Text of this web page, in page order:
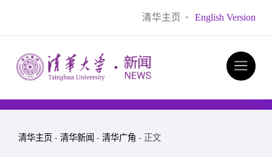
清华主页 · English Version
清华主页 - 清华新闻 - 清华广角 - 正文